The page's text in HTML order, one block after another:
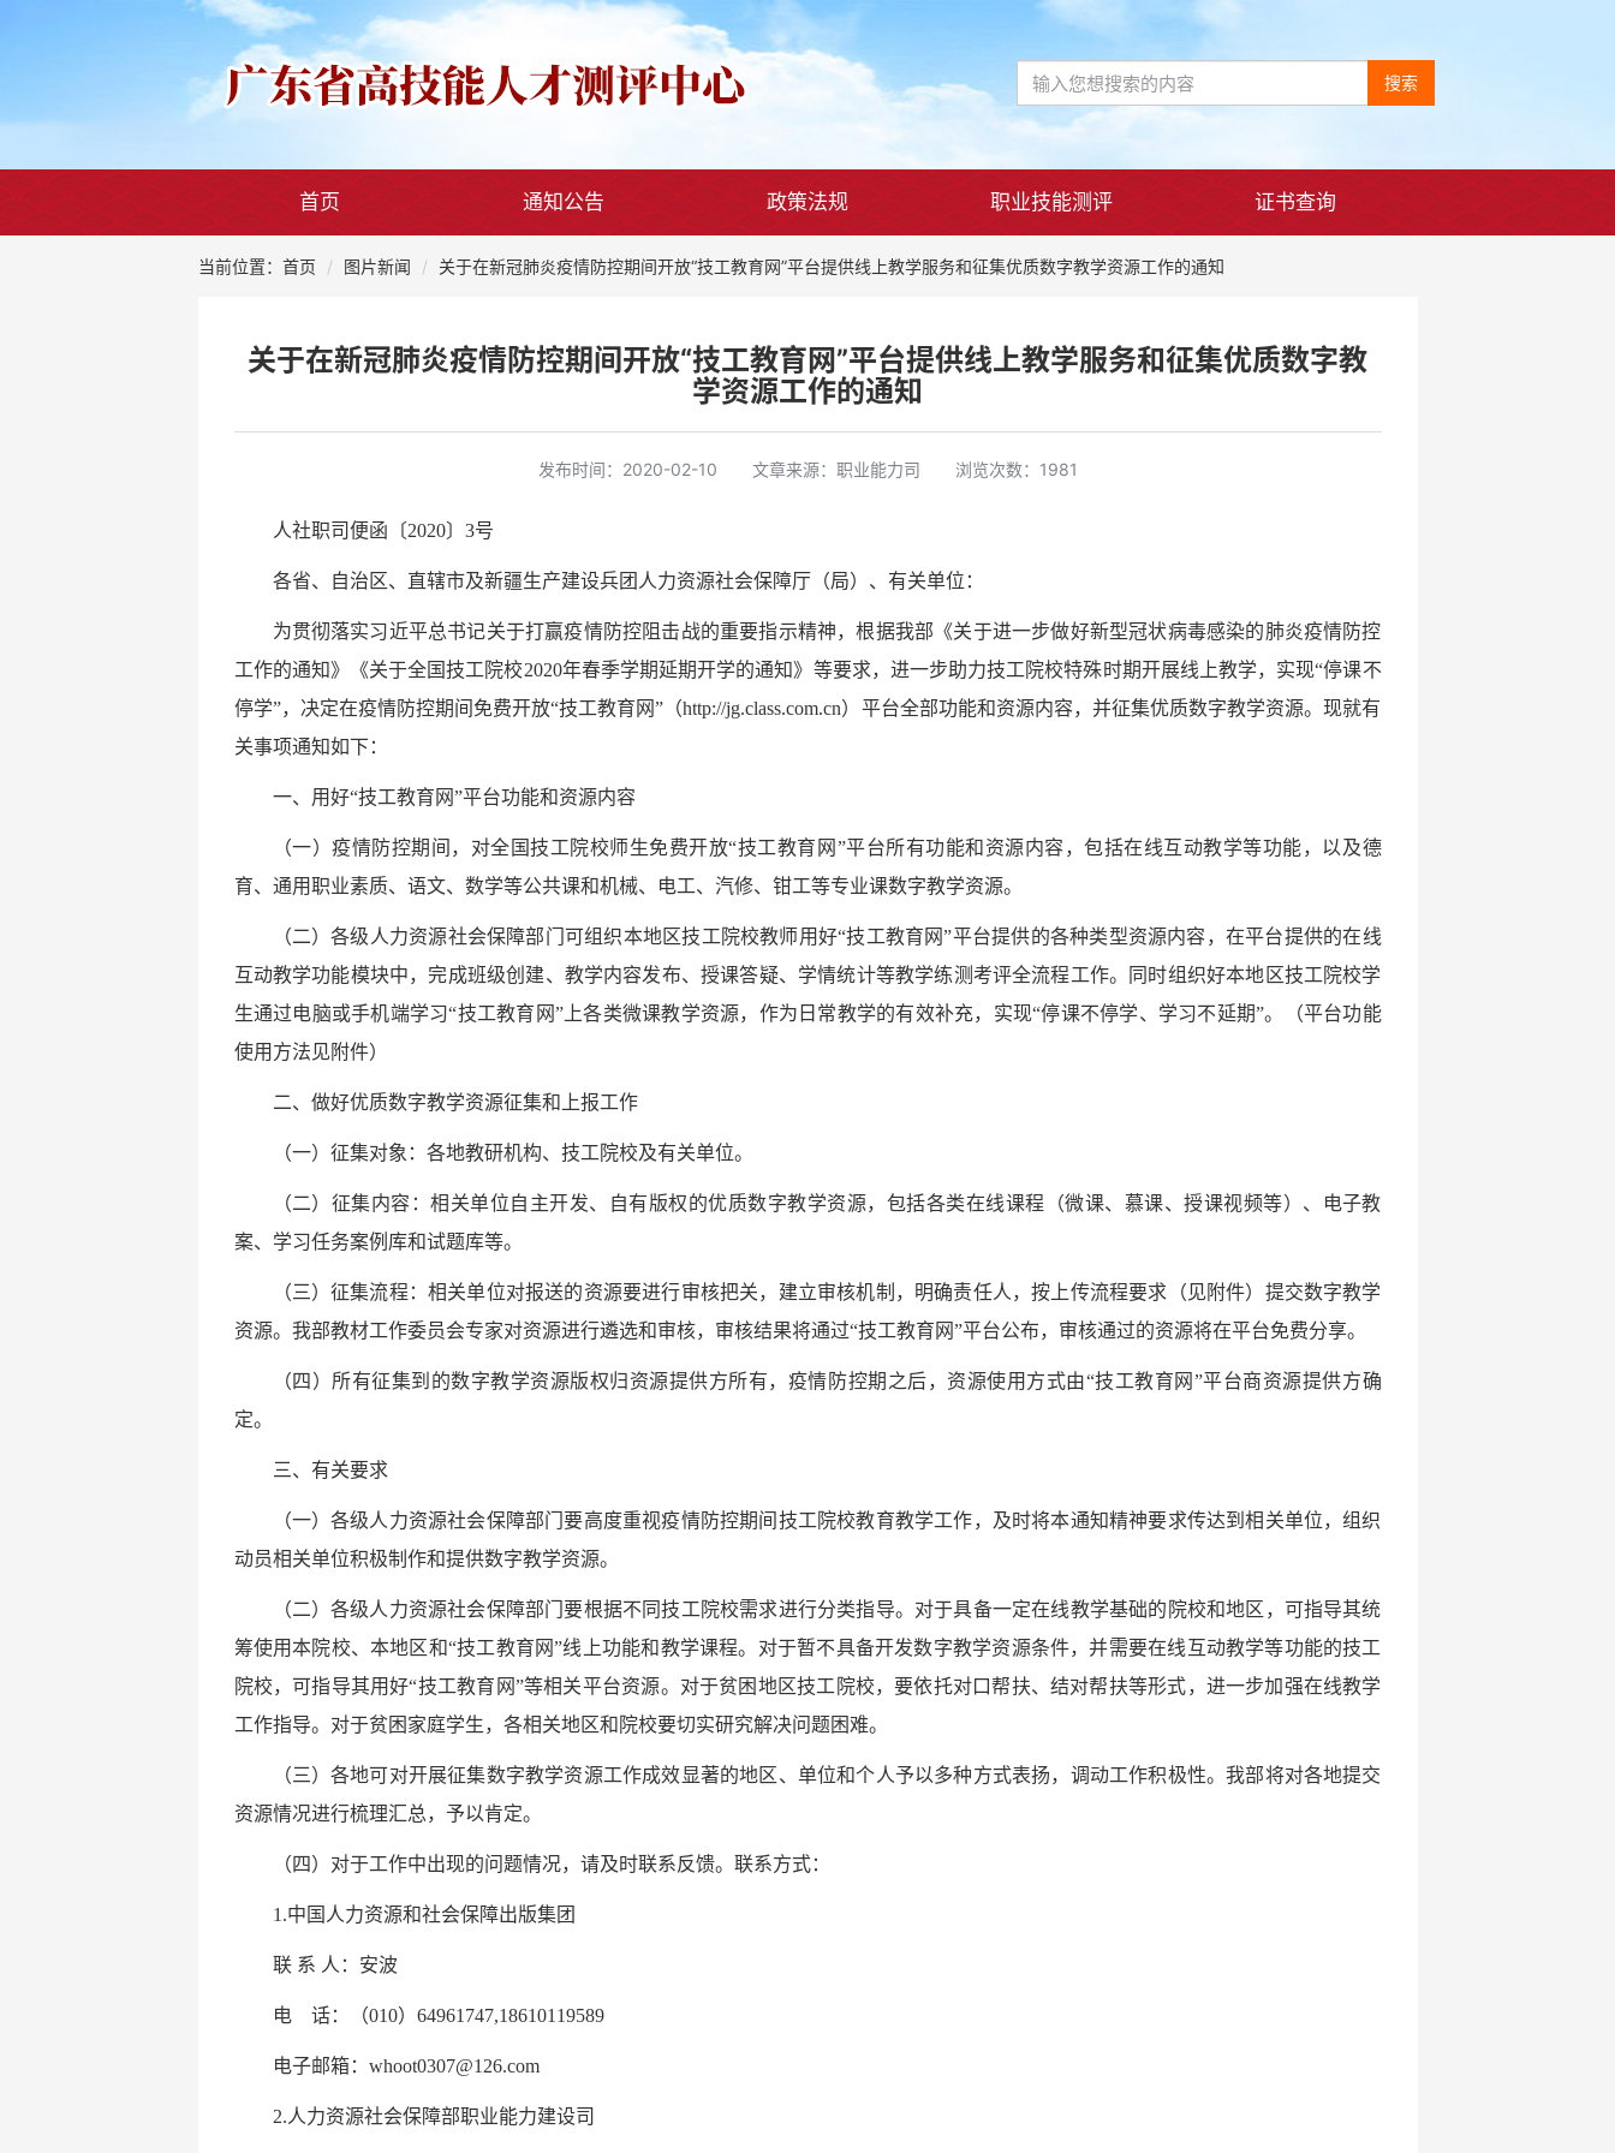
搜索
首页 通知公告 政策法规 职业技能测评 证书查询
当前位置：首页 图片新闻 关于在新冠肺炎疫情防控期间开放“技工教育网”平台提供线上教学服务和征集优质数字教学资源工作的通知
关于在新冠肺炎疫情防控期间开放“技工教育网”平台提供线上教学服务和征集优质数字教
学资源工作的通知
发布时间： 2020-02-10 文章来源： 职业能力司 浏览次数：1981
人社职司便函〔2020〕3号
各省、自治区、直辖市及新疆生产建设兵团人力资源社会保障厅（局）、有关单位：
为贯彻落实习近平总书记关于打赢疫情防控阻击战的重要指示精神，根据我部《关于进一步做好新型冠状病毒感染的肺炎疫情防控
工作的通知》《关于全国技工院校2020年春季学期延期开学的通知》等要求，进一步助力技工院校特殊时期开展线上教学，实现“停课不
停学”，决定在疫情防控期间免费开放“技工教育网”（http://jg.class.com.cn）平台全部功能和资源内容，并征集优质数字教学资源。现就有
关事项通知如下：
一、用好“技工教育网”平台功能和资源内容
（一）疫情防控期间，对全国技工院校师生免费开放“技工教育网”平台所有功能和资源内容，包括在线互动教学等功能，以及德
育、通用职业素质、语文、数学等公共课和机械、电工、汽修、钳工等专业课数字教学资源。
（二）各级人力资源社会保障部门可组织本地区技工院校教师用好“技工教育网”平台提供的各种类型资源内容，在平台提供的在线
互动教学功能模块中，完成班级创建、教学内容发布、授课答疑、学情统计等教学练测考评全流程工作。同时组织好本地区技工院校学
生通过电脑或手机端学习“技工教育网”上各类微课教学资源，作为日常教学的有效补充，实现“停课不停学、学习不延期”。（平台功能
使用方法见附件）
二、做好优质数字教学资源征集和上报工作
（一）征集对象：各地教研机构、技工院校及有关单位。
（二）征集内容：相关单位自主开发、自有版权的优质数字教学资源，包括各类在线课程（微课、慕课、授课视频等）、电子教
案、学习任务案例库和试题库等。
（三）征集流程：相关单位对报送的资源要进行审核把关，建立审核机制，明确责任人，按上传流程要求（见附件）提交数字教学
资源。我部教材工作委员会专家对资源进行遴选和审核，审核结果将通过“技工教育网”平台公布，审核通过的资源将在平台免费分享。
（四）所有征集到的数字教学资源版权归资源提供方所有，疫情防控期之后，资源使用方式由“技工教育网”平台商资源提供方确
定。
三、有关要求
（一）各级人力资源社会保障部门要高度重视疫情防控期间技工院校教育教学工作，及时将本通知精神要求传达到相关单位，组织
动员相关单位积极制作和提供数字教学资源。
（二）各级人力资源社会保障部门要根据不同技工院校需求进行分类指导。对于具备一定在线教学基础的院校和地区，可指导其统
筹使用本院校、本地区和“技工教育网”线上功能和教学课程。对于暂不具备开发数字教学资源条件，并需要在线互动教学等功能的技工
院校，可指导其用好“技工教育网”等相关平台资源。对于贫困地区技工院校，要依托对口帮扶、结对帮扶等形式，进一步加强在线教学
工作指导。对于贫困家庭学生，各相关地区和院校要切实研究解决问题困难。
（三）各地可对开展征集数字教学资源工作成效显著的地区、单位和个人予以多种方式表扬，调动工作积极性。我部将对各地提交
资源情况进行梳理汇总，予以肯定。
（四）对于工作中出现的问题情况，请及时联系反馈。联系方式：
1.中国人力资源和社会保障出版集团
联 系 人：安波
电 话：（010）64961747,18610119589
电子邮箱：whoot0307@126.com
2.人力资源社会保障部职业能力建设司